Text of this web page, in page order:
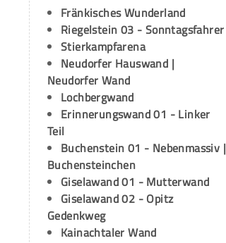
Fränkisches Wunderland
Riegelstein 03 - Sonntagsfahrer
Stierkampfarena
Neudorfer Hauswand |
Neudorfer Wand
Lochbergwand
Erinnerungswand 01 - Linker
Teil
Buchenstein 01 - Nebenmassiv |
Buchensteinchen
Giselawand 01 - Mutterwand
Giselawand 02 - Opitz
Gedenkweg
Kainachtaler Wand